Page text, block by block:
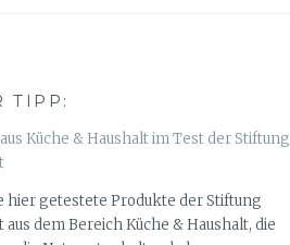
TIPP:
Küche & Haushalt im Test der Stiftung
hier getestete Produkte der Stiftung
aus dem Bereich Küche & Haushalt, die